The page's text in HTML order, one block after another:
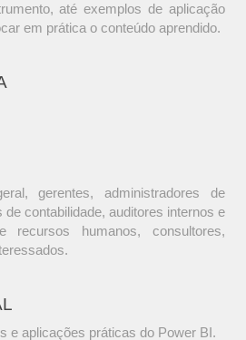
até exemplos de aplicação
em prática o conteúdo aprendido.
gerentes, administradores de
contabilidade, auditores internos e
recursos humanos, consultores,
e aplicações práticas do Power BI.